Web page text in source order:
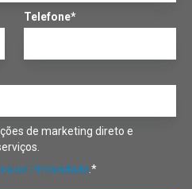
Telefone*
de marketing direto e
de Privacidade .*